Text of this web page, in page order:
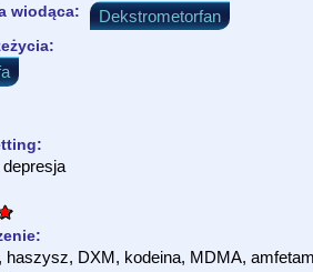
wiodąca: Dekstrometorfan
haszysz, DXM, kodeina, MDMA,